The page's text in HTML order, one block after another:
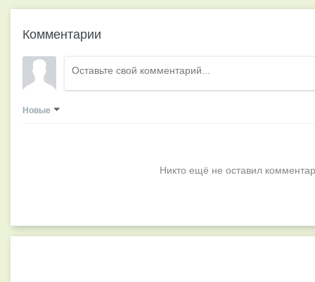
Комментарии
Новые
Никто ещё не оставил